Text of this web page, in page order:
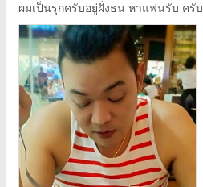
ผมเป็นรุกครับอยู่ฝั่งธน หาแฟนรับ ครับ